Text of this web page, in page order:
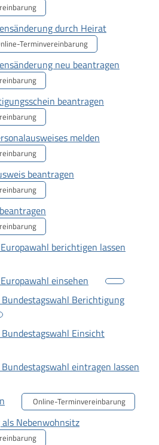
durch Heirat
Terminvereinbarung
neu beantragen
beantragen
melden
beantragen
berichtigen lassen
einsehen
Berichtigung
Einsicht
eintragen lassen
Online-Terminvereinbarung
Nebenwohnsitz